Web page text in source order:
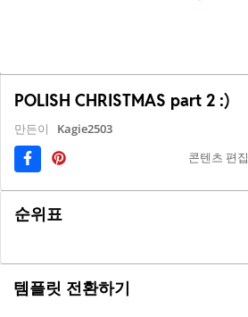
POLISH CHRISTMAS part 2 :)
만든이
Kagie2503
콘텐츠 편집
순위표
템플릿 전환하기